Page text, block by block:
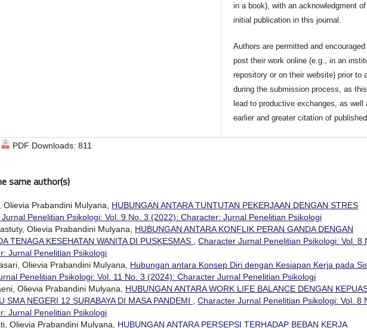
in a book), with an acknowledgment
initial publication in this journal.
Authors are permitted and encouraged
post their work online (e.g., in an
repository or on their website) prior to
during the submission process, as
lead to productive exchanges, as well
earlier and greater citation of published
PDF Downloads: 811
same author(s)
Prabandini Mulyana, HUBUNGAN ANTARA TUNTUTAN PEKERJAAN DENGAN STRES
Penelitian Psikologi: Vol. 9 No. 3 (2022): Character: Jurnal Penelitian Psikologi
Olievia Prabandini Mulyana, HUBUNGAN ANTARA KONFLIK PERAN GANDA DENGAN
TENAGA KESEHATAN WANITA DI PUSKESMAS
Character Jurnal Penelitian Psikologi: Vol. 8
Jurnal Penelitian Psikologi
Olievia Prabandini Mulyana, Hubungan antara Konsep Diri dengan Kesiapan Kerja pada
Penelitian Psikologi: Vol. 11 No. 3 (2024): Character Jurnal Penelitian Psikologi
Olievia Prabandini Mulyana, HUBUNGAN ANTARA WORK LIFE BALANCE DENGAN
SMA NEGERI 12 SURABAYA DI MASA PANDEMI
Character Jurnal Penelitian Psikologi: Vol. 8
Jurnal Penelitian Psikologi
Olievia Prabandini Mulyana, HUBUNGAN ANTARA PERSEPSI TERHADAP BEBAN KERJA